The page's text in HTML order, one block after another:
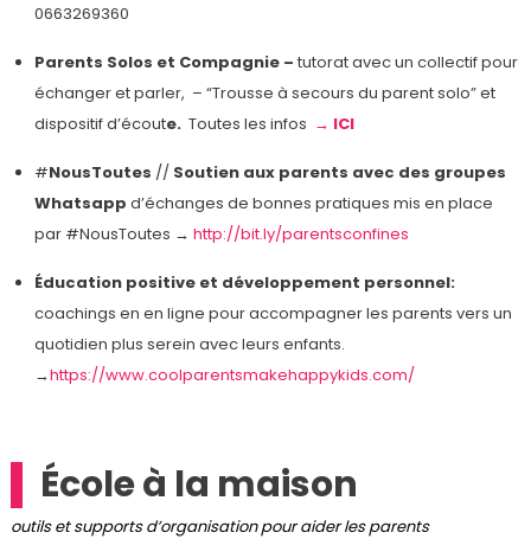
0663269360
Parents Solos et Compagnie – tutorat avec un collectif pour
échanger et parler, – “Trousse à secours du parent solo” et
dispositif d’écoute. Toutes les infos → ICI
#NousToutes // Soutien aux parents avec des groupes
Whatsapp d’échanges de bonnes pratiques mis en place
par #NousToutes → http://bit.ly/parentsconfines
Éducation positive et développement personnel:
coachings en en ligne pour accompagner les parents vers un
quotidien plus serein avec leurs enfants.
→https://www.coolparentsmakehappykids.com/
École à la maison
outils et supports d’organisation pour aider les parents